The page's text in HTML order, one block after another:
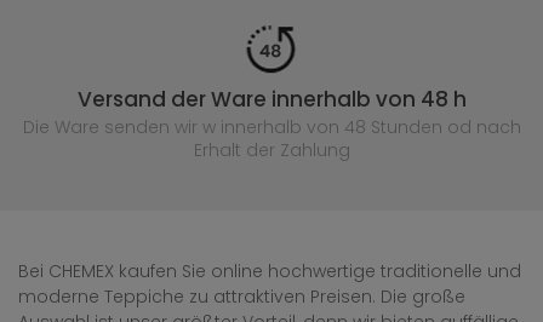
Versand der Ware innerhalb von 48 h
Die Ware senden wir w innerhalb von 48 Stunden od nach
Erhalt der Zahlung
Bei CHEMEX kaufen Sie online hochwertige traditionelle und
moderne Teppiche zu attraktiven Preisen. Die große